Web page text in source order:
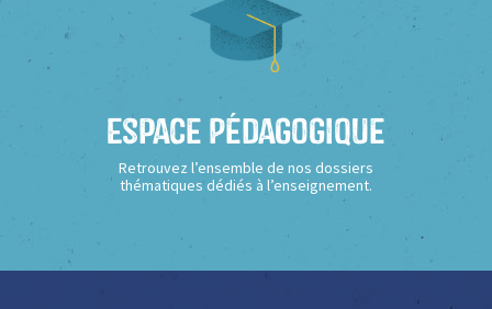
Espace Pédagogique
Retrouvez l’ensemble de nos dossiers
thématiques dédiés à l’enseignement.